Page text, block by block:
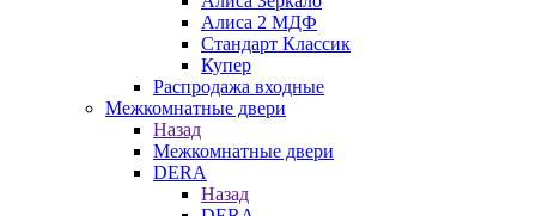
Алиса 2 МДФ
Стандарт Классик
Купер
Распродажа входные
Межкомнатные двери
Назад
Межкомнатные двери
DERA
Назад